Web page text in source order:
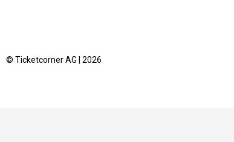
© Ticketcorner AG | 2026